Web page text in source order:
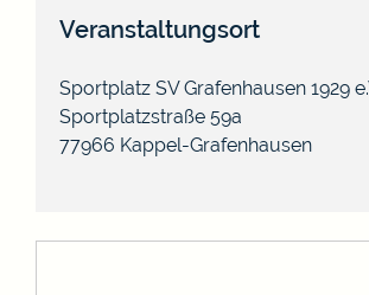
Veranstaltungsort
Sportplatz SV Grafenhausen 1929
Sportplatzstraße 59a
77966 Kappel-Grafenhausen